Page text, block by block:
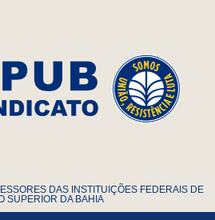
DAS INSTITUIÇÕES FEDERAIS DE
SUPERIOR DA BAHIA